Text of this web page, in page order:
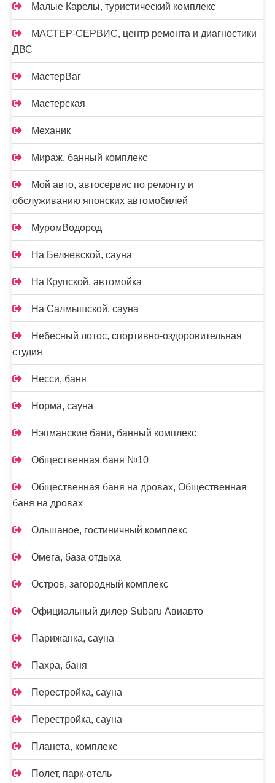
Малые Карелы, туристический комплекс
МАСТЕР-СЕРВИС, центр ремонта и диагностики
ДВС
МастерВаг
Мастерская
Механик
Мираж, банный комплекс
Мой авто, автосервис по ремонту и
обслуживанию японских автомобилей
МуромВодород
На Беляевской, сауна
На Крупской, автомойка
На Салмышской, сауна
Небесный лотос, спортивно-оздоровительная
студия
Несси, баня
Норма, сауна
Нэпманские бани, банный комплекс
Общественная баня №10
Общественная баня на дровах, Общественная
баня на дровах
Ольшаное, гостиничный комплекс
Омега, база отдыха
Остров, загородный комплекс
Официальный дилер Subaru Авиавто
Парижанка, сауна
Пахра, баня
Перестройка, сауна
Перестройка, сауна
Планета, комплекс
Полет, парк-отель